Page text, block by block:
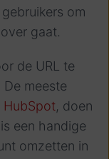
om
gaat.
de URL te
meeste
HubSpot, doen
is een handige
omzetten in